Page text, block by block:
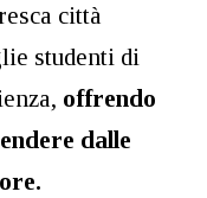
città
studenti di
offrendo
dalle